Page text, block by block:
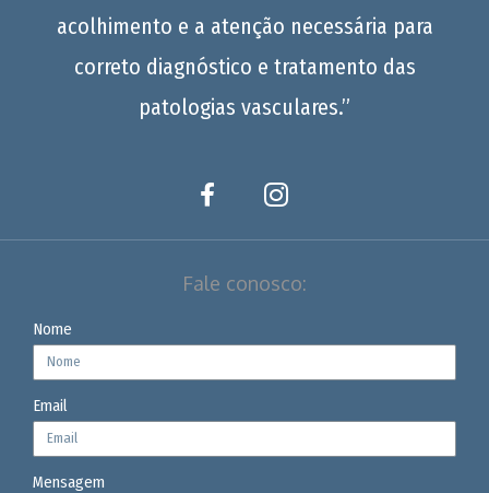
acolhimento e a atenção necessária para
correto diagnóstico e tratamento das
patologias vasculares.”
Fale conosco:
Nome
Email
Mensagem